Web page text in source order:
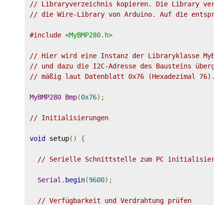
// Libraryverzeichnis kopieren. Die Library
// die Wire-Library von Arduino. Auf die
#include <MyBMP280.h>
// Hier wird eine Instanz der Libraryklasse
// und dazu die I2C-Adresse des Bausteins
// mäßig laut Datenblatt 0x76 (Hexadezimal 76).
MyBMP280 Bmp(0x76);
// Initialisierungen
void setup() {
// Serielle Schnittstelle zum PC
Serial . begin(9600);
// Verfügbarkeit und Verdrahtung prüfen